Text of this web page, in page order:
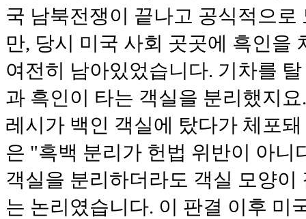
국 남북전쟁이 끝나고 공식적으로
만, 당시 미국 사회 곳곳에 흑인을
여전히 남아있었습니다. 기차를
과 흑인이 타는 객실을 분리했지
레시가 백인 객실에 탔다가 체포
은 "흑백 분리가 헌법 위반이 아니
객실을 분리하더라도 객실 모양이
는 논리였습니다. 이 판결 이후 미